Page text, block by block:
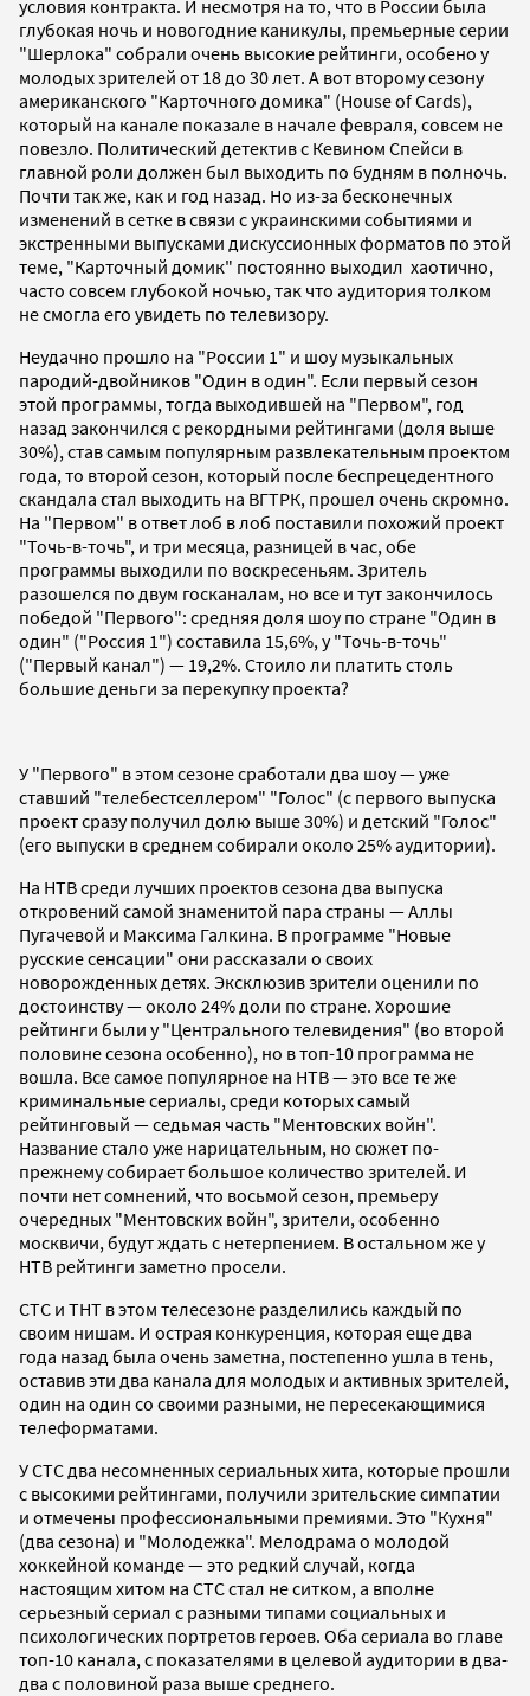
условия контракта. И несмотря на то, что в России была
глубокая ночь и новогодние каникулы, премьерные серии
"Шерлока" собрали очень высокие рейтинги, особено у
молодых зрителей от 18 до 30 лет. А вот второму сезону
американского "Карточного домика" (House of Cards),
который на канале показале в начале февраля, совсем не
повезло. Политический детектив с Кевином Спейси в
главной роли должен был выходить по будням в полночь.
Почти так же, как и год назад. Но из-за бесконечных
изменений в сетке в связи с украинскими событиями и
экстренными выпусками дискуссионных форматов по этой
теме, "Карточный домик" постоянно выходил хаотично,
часто совсем глубокой ночью, так что аудитория толком
не смогла его увидеть по телевизору.
Неудачно прошло на "России 1" и шоу музыкальных
пародий-двойников "Один в один". Если первый сезон
этой программы, тогда выходившей на "Первом", год
назад закончился с рекордными рейтингами (доля выше
30%), став самым популярным развлекательным проектом
года, то второй сезон, который после беспрецедентного
скандала стал выходить на ВГТРК, прошел очень скромно.
На "Первом" в ответ лоб в лоб поставили похожий проект
"Точь-в-точь", и три месяца, разницей в час, обе
программы выходили по воскресеньям. Зритель
разошелся по двум госканалам, но все и тут закончилось
победой "Первого": средняя доля шоу по стране "Один в
один" ("Россия 1") составила 15,6%, у "Точь-в-точь"
("Первый канал") — 19,2%. Стоило ли платить столь
большие деньги за перекупку проекта?
У "Первого" в этом сезоне сработали два шоу — уже
ставший "телебестселлером" "Голос" (с первого выпуска
проект сразу получил долю выше 30%) и детский "Голос"
(его выпуски в среднем собирали около 25% аудитории).
На НТВ среди лучших проектов сезона два выпуска
откровений самой знаменитой пара страны — Аллы
Пугачевой и Максима Галкина. В программе "Новые
русские сенсации" они рассказали о своих
новорожденных детях. Эксклюзив зрители оценили по
достоинству — около 24% доли по стране. Хорошие
рейтинги были у "Центрального телевидения" (во второй
половине сезона особенно), но в топ-10 программа не
вошла. Все самое популярное на НТВ — это все те же
криминальные сериалы, среди которых самый
рейтинговый — седьмая часть "Ментовских войн".
Название стало уже нарицательным, но сюжет по-
прежнему собирает большое количество зрителей. И
почти нет сомнений, что восьмой сезон, премьеру
очередных "Ментовских войн", зрители, особенно
москвичи, будут ждать с нетерпением. В остальном же у
НТВ рейтинги заметно просели.
СТС и ТНТ в этом телесезоне разделились каждый по
своим нишам. И острая конкуренция, которая еще два
года назад была очень заметна, постепенно ушла в тень,
оставив эти два канала для молодых и активных зрителей,
один на один со своими разными, не пересекающимися
телеформатами.
У СТС два несомненных сериальных хита, которые прошли
с высокими рейтингами, получили зрительские симпатии
и отмечены профессиональными премиями. Это "Кухня"
(два сезона) и "Молодежка". Мелодрама о молодой
хоккейной команде — это редкий случай, когда
настоящим хитом на СТС стал не ситком, а вполне
серьезный сериал с разными типами социальных и
психологических портретов героев. Оба сериала во главе
топ-10 канала, с показателями в целевой аудитории в два-
два с половиной раза выше среднего.